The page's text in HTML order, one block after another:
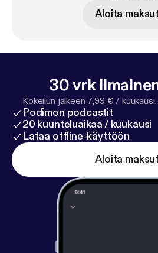
Aloita
30 vrk
Kokeilun jälkeen 7,99 € / kuukausi.
Podimon podcastit
20 kuunteluaikaa / kuukausi
Lataa offline-käyttöön
Aloita